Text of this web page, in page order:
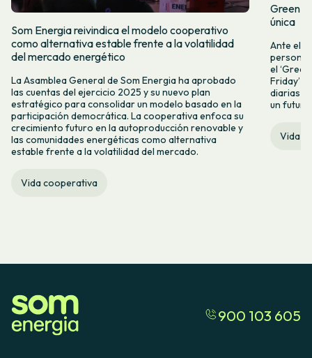
Som Energia reivindica el modelo cooperativo
como alternativa estable frente a la volatilidad
del mercado energético
La Asamblea General de Som Energia ha aprobado
las cuentas del ejercicio 2025 y su nuevo plan
estratégico para consolidar un modelo basado en la
participación democrática. La cooperativa enfoca su
crecimiento futuro en la autoproducción renovable y
las comunidades energéticas como alternativa
estable frente a la volatilidad del mercado.
Vida cooperativa
Green
única
Ante el
el
Friday’
diarias y
un
Vida
900 103 605